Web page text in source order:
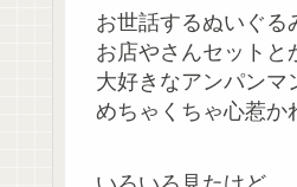
お世話するぬいぐる
お店やさんセットと
大好きなアンパンマ
めちゃくちゃ心惹か